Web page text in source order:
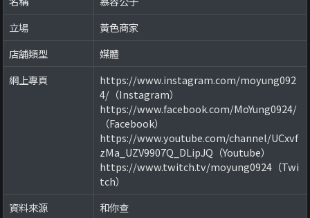
立場
黃色商家
店舖類型
媒體
網上專頁
https://www.instagram.com/moyung092
4/（Instagram）
https://www.facebook.com/MoYung0924/
（Facebook）
https://www.youtube.com/channel/UCxvf
zMa_UZV9907Q_DLipJQ（Youtube）
https://www.twitch.tv/moyung0924（Twi
tch）
資料來源
和你查